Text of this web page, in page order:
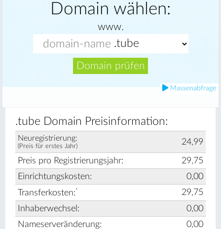
Domain wählen:
www.
Domain prüfen
Massenabfrage
.tube Domain Preisinformation:
Neuregistrierung:
(Preis für erstes Jahr) 24,99
Preis pro Registrierungsjahr:
29,75
Einrichtungskosten:
0,00
Transferkosten:*
29,75
Inhaberwechsel:
0,00
Nameserveränderung:
0,00